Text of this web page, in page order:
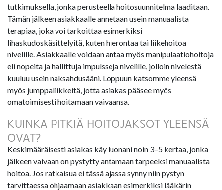
tutkimuksella, jonka perusteella hoitosuunnitelma laaditaan.
Tämän jälkeen asiakkaalle annetaan usein manuaalista
terapiaa, joka voi tarkoittaa esimerkiksi
lihaskudoskäsittelyitä, kuten hierontaa tai liikehoitoa
nivelille. Asiakkaalle voidaan antaa myös manipulaatiohoitoja
eli nopeita ja hallittuja impulsseja nivelille, jolloin nivelestä
kuuluu usein naksahdusääni. Loppuun katsomme yleensä
myös jumppaliikkeitä, jotta asiakas pääsee myös
omatoimisesti hoitamaan vaivaansa.
KUINKA PITKIÄ HOITOJAKSOT YLEENSÄ
OVAT?
Keskimääräisesti asiakas käy luonani noin 3–5 kertaa, jonka
jälkeen vaivaan on pystytty antamaan tarpeeksi manuaalista
hoitoa. Jos ratkaisua ei tässä ajassa synny niin pystyn
tarvittaessa ohjaamaan asiakkaan esimerkiksi lääkärin